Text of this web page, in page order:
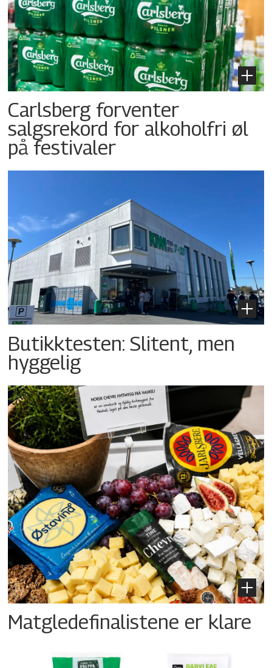
Carlsberg forventer
salgsrekord for alkoholfri øl
på festivaler
Butikktesten: Slitent, men
hyggelig
Matgledefinalistene er klare